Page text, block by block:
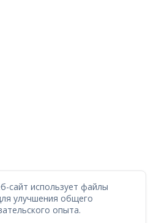
сайт использует файлы
улучшения общего
опыта.